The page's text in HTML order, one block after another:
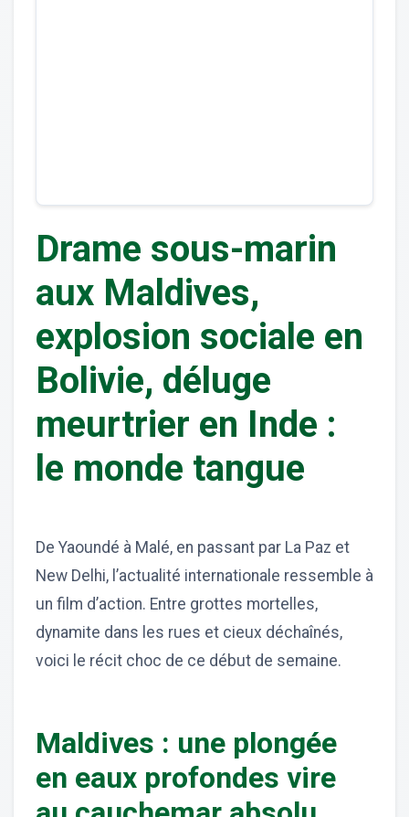
Drame sous-marin
aux Maldives,
explosion sociale en
Bolivie, déluge
meurtrier en Inde :
le monde tangue
De Yaoundé à Malé, en passant par La Paz et
New Delhi, l’actualité internationale ressemble à
un film d’action. Entre grottes mortelles,
dynamite dans les rues et cieux déchaînés,
voici le récit choc de ce début de semaine.
Maldives : une plongée
en eaux profondes vire